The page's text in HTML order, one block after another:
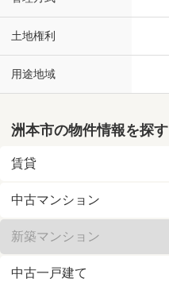
土地権利
用途地域
洲本市の物件情報を探す
賃貸
中古マンション
新築マンション
中古一戸建て